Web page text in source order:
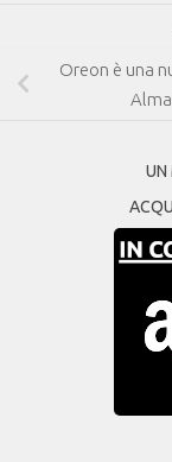
Oreon è una
UN